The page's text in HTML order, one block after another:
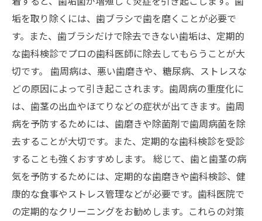
垢を取り除くには、歯ブラシで歯を磨くことが必要で
す。また、歯ブラシだけで除去できない歯垢は、定期的
な歯科検診でプロの歯科医師に除去してもらうことが大
切です。 歯周病は、悪い歯磨きや、糖尿病、ストレスな
どの原因によって引き起こされます。歯周病の重度化に
は、歯茎の出血やほてりなどの症状が出てきます。歯周
病を予防するためには、歯磨きや除菌剤で歯周病菌を除
去することが大切です。また、定期的な歯科検診を受診
することも強くおすすめします。 総じて、歯と歯茎の病
気を予防するためには、定期的な歯磨きや歯科検診、健
康的な食事やストレス管理などが必要です。歯科医院で
の定期的なクリーニングをお勧めします。これらの対策